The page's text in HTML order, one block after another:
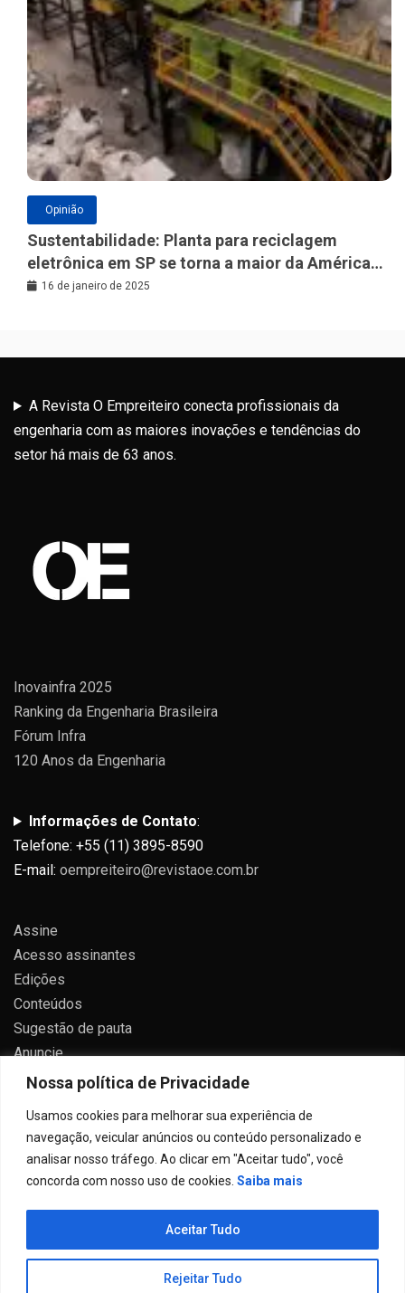
Nossa política de Privacidade
Usamos cookies para melhorar sua experiência de
navegação, veicular anúncios ou conteúdo personalizado e
analisar nosso tráfego. Ao clicar em "Aceitar tudo", você
concorda com nosso uso de cookies. Saiba mais
Rejeitar Tudo
Aceitar Tudo
Opinião
Sustentabilidade: Planta para reciclagem
eletrônica em SP se torna a maior da América
Latina
16 de janeiro de 2025
A Revista O Empreiteiro conecta profissionais da
engenharia com as maiores inovações e tendências do
setor há mais de 63 anos.
Inovainfra 2025
Ranking da Engenharia Brasileira
Fórum Infra
120 Anos da Engenharia
Informações de Contato:
Telefone: +55 (11) 3895-8590
E-mail: oempreiteiro@revistaoe.com.br
Assine
Acesso assinantes
Edições
Conteúdos
Sugestão de pauta
Anuncie
Contato
Todos direitos reservados 2024.
Proudly powered by WordPress|Theme: Allure News
Candid Themes